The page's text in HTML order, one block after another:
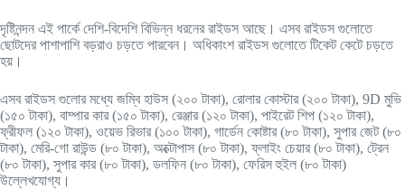
দৃষ্টিনন্দন এই পার্কে দেশি-বিদেশি বিভিন্ন ধরনের রাইডস আছে। এসব রাইডস গুলোতে
ছোটদের পাশাপাশি বড়রাও চড়তে পারবেন। অধিকাংশ রাইডস গুলোতে টিকেট কেটে চড়তে
হয়।
এসব রাইডস গুলোর মধ্যে জম্বি হাউস (২০০ টাকা), রোলার কোস্টার (২০০ টাকা), 9D মুভি
(১৫০ টাকা), বাম্পার কার (১৫০ টাকা), রেঞ্জার (১২০ টাকা), পাইরেট শিপ (১২০ টাকা),
ফ্রীফল (১২০ টাকা), ওয়েভ রিভার (১০০ টাকা), গার্ডেন কোষ্টার (৮০ টাকা), সুপার জেট (৮০
টাকা), মেরি-গো রাউন্ড (৮০ টাকা), অক্টোপাস (৮০ টাকা), ফ্লাইং চেয়ার (৮০ টাকা), ট্রেন
(৮০ টাকা), সুপার কার (৮০ টাকা), ডলফিন (৮০ টাকা), ফেরিস হুইল (৮০ টাকা)
উল্লেখযোগ্য।